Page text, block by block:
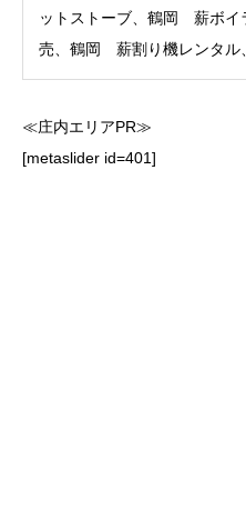
ットストーブ、鶴岡 薪ボ
売、鶴岡 薪割り機レンタル、
≪庄内エリアPR≫
[metaslider id=401]